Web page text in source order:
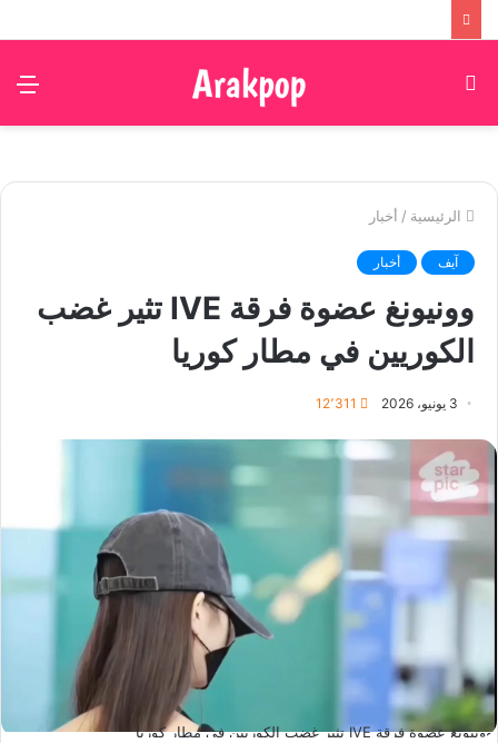
الرئيسية / أخبار
آيف أخبار
وونيونغ عضوة فرقة IVE تثير غضب
الكوريين في مطار كوريا
3 يونيو، 2026 12٬311
وونيونغ عضوة فرقة IVE تثير غضب الكوريين في مطار كوريا